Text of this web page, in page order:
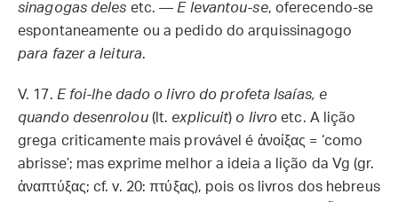
sinagogas deles etc. — E levantou-se, oferecendo-se
espontaneamente ou a pedido do arquissinagogo
para fazer a leitura.
V. 17. E foi-lhe dado o livro do profeta Isaías, e
quando desenrolou(lt. explicuit) o livroetc. A lição
grega criticamente mais provável é ἀνοίξας = ‘como
abrisse’; mas exprime melhor a ideia a lição da Vg (gr.
ἀναπτύξας; cf. v. 20: πτύξας), pois os livros dos hebreus